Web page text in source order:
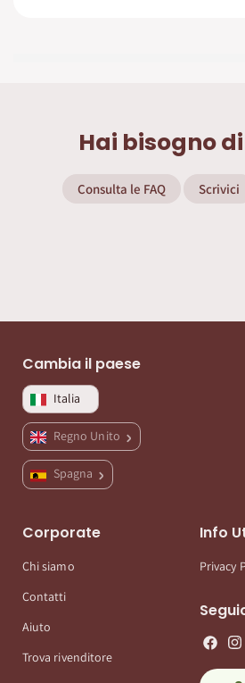
Hai bisogno
Consulta le FAQ Scrivici
Cambia il paese
Italia
Regno Unito
Spagna
Corporate
Chi siamo
Contatti
Aiuto
Trova rivenditore
Info
Privacy